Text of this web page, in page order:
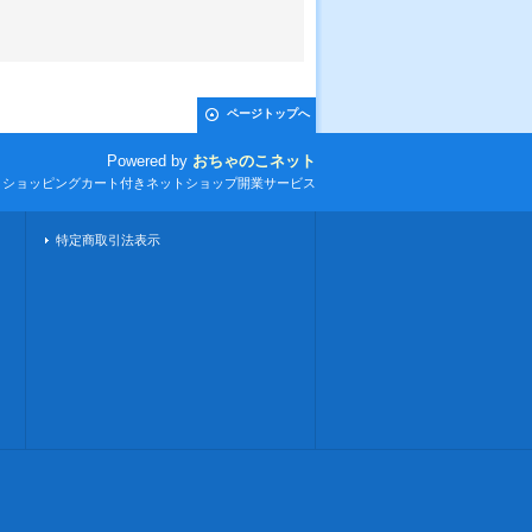
ページトップへ
Powered by おちゃのこネット
ョッピングカート付きネットショップ開業サービス
特定商取引法表示